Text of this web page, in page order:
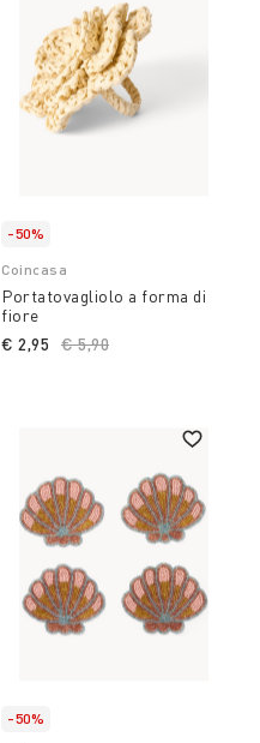
-50%
Coincasa
Portatovagliolo a forma di
fiore
Price reduced from
€ 5,90
€ 2,95
-50%